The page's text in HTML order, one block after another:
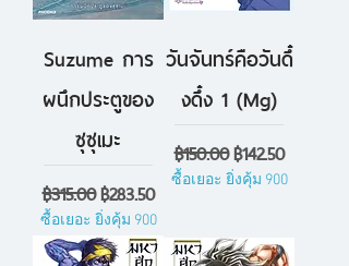
Suzume การ
ผนึกประตูของ
ซุซุเมะ
ราคาปกติ
฿315.00ราคาขายลด
฿283.50
ซื้อเยอะ ยิ่งคุ้ม 900
วันจันทร์คือวันดึ๋
งดึ๋ง 1 (Mg)
ราคาปกติ
฿150.00ราคาขายลด
฿142.50
ซื้อเยอะ ยิ่งคุ้ม 900